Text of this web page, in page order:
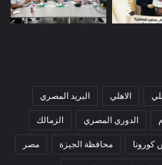
الاهلي البريد المصري
الدوري المصري الزمالك
كورونا محافظة الجيزة مصر